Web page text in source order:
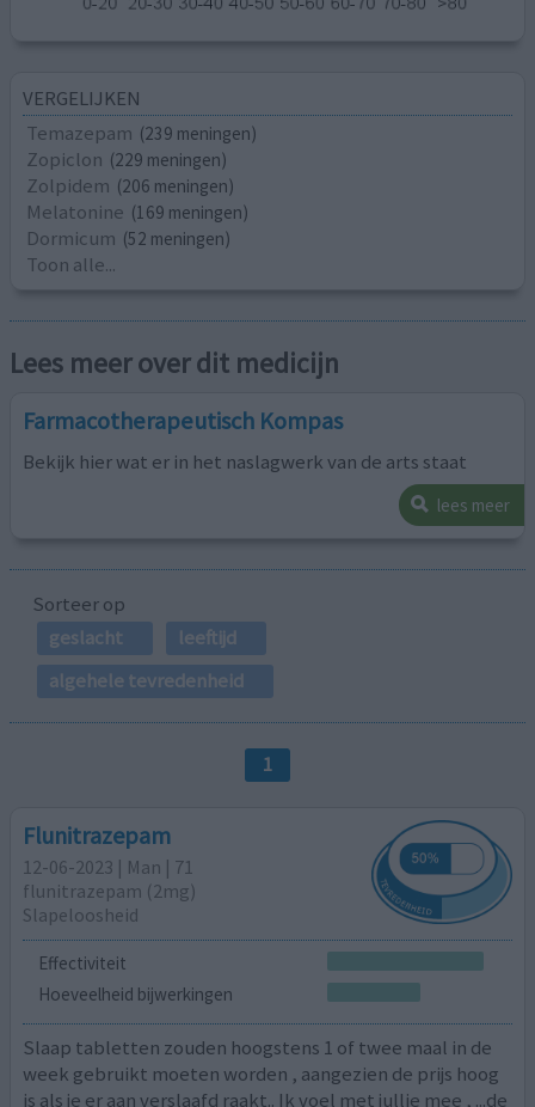
VERGELIJKEN
Temazepam (239 meningen)
Zopiclon (229 meningen)
Zolpidem (206 meningen)
Melatonine (169 meningen)
Dormicum (52 meningen)
Toon alle...
Lees meer over dit medicijn
Farmacotherapeutisch Kompas
Bekijk hier wat er in het naslagwerk van de arts staat
lees meer
Sorteer op
geslacht
leeftijd
algehele tevredenheid
1
Flunitrazepam
12-06-2023 | Man | 71
flunitrazepam (2mg)
Slapeloosheid
Effectiviteit
Hoeveelheid bijwerkingen
Slaap tabletten zouden hoogstens 1 of twee maal in de
week gebruikt moeten worden , aangezien de prijs hoog
is als je er aan verslaafd raakt.. Ik voel met jullie mee , ...de